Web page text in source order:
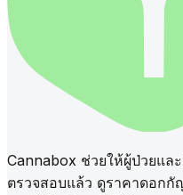
Cannabox ช่วยให้ผู้ป่วยแล
ตรวจสอบแล้ว ดูราคาดอกกั